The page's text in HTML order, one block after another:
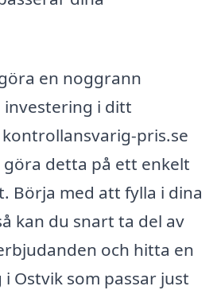
en noggrann
investering i ditt
pris.se
detta på ett enkelt
Börja med att fylla i dina
kan du snart ta del av
och hitta en
Ostvik som passar just